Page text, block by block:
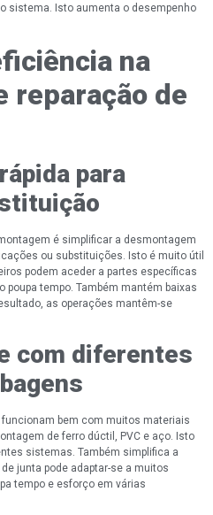
sistema. Isto aumenta o desempenho
na
reparação de
para
é simplificar a desmontagem
ou substituições. Isto é muito útil
podem aceder a partes específicas
tempo. Também mantém baixas
as operações mantêm-se
com diferentes
bem com muitos materiais
de ferro dúctil, PVC e aço. Isto
sistemas. Também simplifica a
junta pode adaptar-se a muitos
tempo e esforço em várias